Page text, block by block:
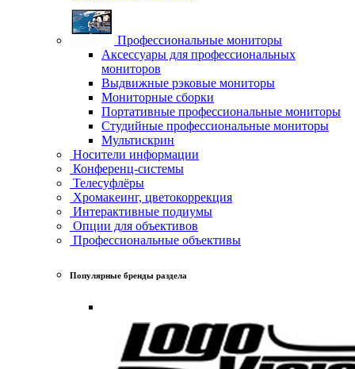
Профессиональные мониторы
Аксессуары для профессиональных
мониторов
Выдвижные рэковые мониторы
Мониторные сборки
Портативные профессиональные мониторы
Студийные профессиональные мониторы
Мультискрин
Носители информации
Конференц-системы
Телесуфлёры
Хромакеинг, цветокоррекция
Интерактивные подиумы
Опции для объективов
Профессиональные объективы
Популярные бренды раздела